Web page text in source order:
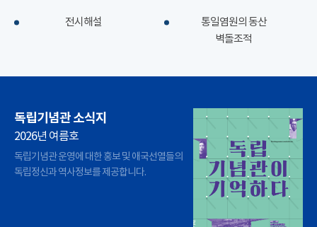
전시해설
통일염원의 동산
벽돌조적
독립기념관 소식지
2026년 여름호
독립기념관 운영에 대한 홍보 및 애국선열들의
독립정신과 역사정보를 제공합니다.